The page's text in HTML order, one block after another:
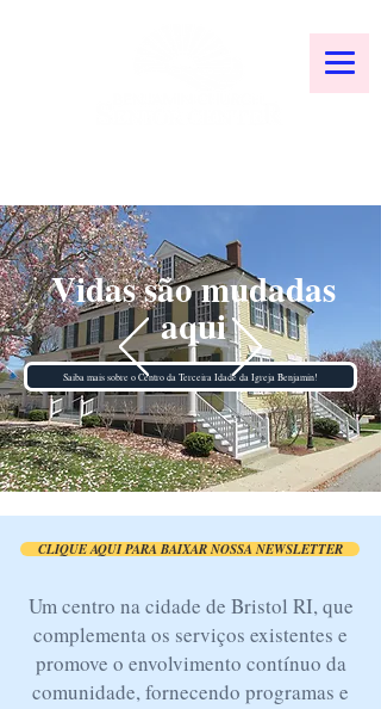
Vidas são mudadas
aqui
Saiba mais sobre o Centro da Terceira Idade da Igreja Benjamin!
CLIQUE AQUI PARA BAIXAR NOSSA NEWSLETTER
Um centro na cidade de Bristol RI, que
complementa os serviços existentes e
promove o envolvimento contínuo da
comunidade, fornecendo programas e